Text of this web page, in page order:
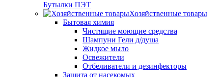
Бутылки ПЭТ
Хозяйственные товары
Бытовая химия
Чистящие моющие средства
Шампуни Гели д/душа
Жидкое мыло
Освежители
Отбеливатели и дезинфекторы
Защита от насекомых